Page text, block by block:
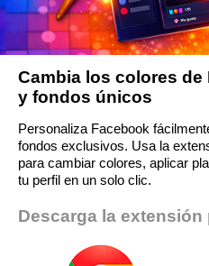
Cambia los colores
y fondos únicos
Personaliza Facebook
fondos exclusivos. Usa la
para cambiar colores, aplicar
tu perfil en un solo clic.
Descarga la